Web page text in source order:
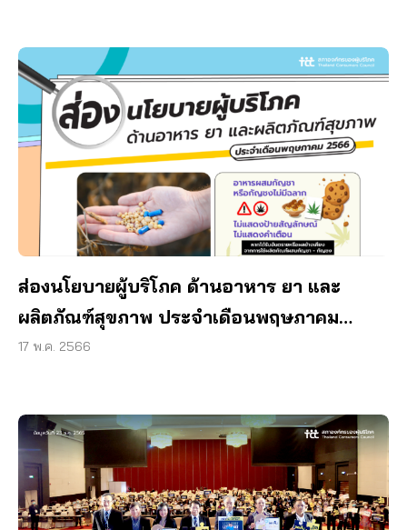
ส่องนโยบายผู้บริโภค ด้านอาหาร ยา และ
ผลิตภัณฑ์สุขภาพ ประจำเดือนพฤษภาคม
2566
17 พ.ค. 2566